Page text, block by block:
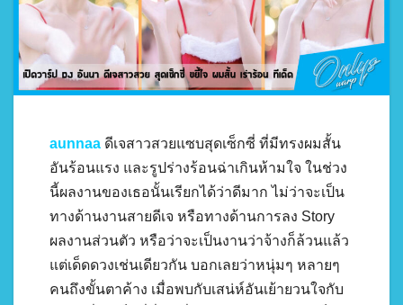
aunnaa ดีเจสาวสวยแซบสุดเซ็กซี่ ที่มีทรงผมสั้น
อันร้อนแรง และรูปร่างร้อนฉ่าเกินห้ามใจ ในช่วง
นี้ผลงานของเธอนั้นเรียกได้ว่าดีมาก ไม่ว่าจะเป็น
ทางด้านงานสายดีเจ หรือทางด้านการลง Story
ผลงานส่วนตัว หรือว่าจะเป็นงานว่าจ้างก็ล้วนแล้ว
แต่เด็ดดวงเช่นเดียวกัน บอกเลยว่าหนุ่มๆ หลายๆ
คนถึงขั้นตาค้าง เมื่อพบกับเสน่ห์อันเย้ายวนใจกับ